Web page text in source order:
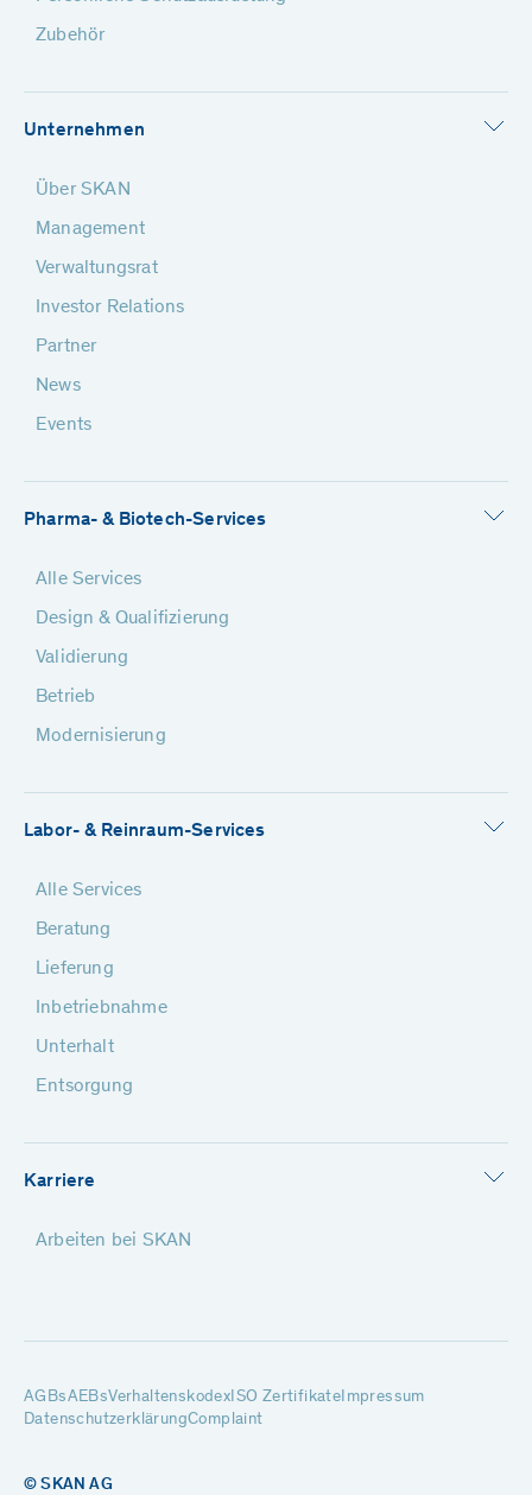
Zubehör
Unternehmen
Über SKAN
Management
Verwaltungsrat
Investor Relations
Partner
News
Events
Pharma- & Biotech-Services
Alle Services
Design & Qualifizierung
Validierung
Betrieb
Modernisierung
Labor- & Reinraum-Services
Alle Services
Beratung
Lieferung
Inbetriebnahme
Unterhalt
Entsorgung
Karriere
Arbeiten bei SKAN
AGBsAEBsVerhaltenskodexISO ZertifikateImpressum
DatenschutzerklärungComplaint
© SKAN AG